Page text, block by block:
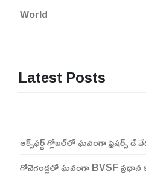
World
Latest Posts
ఆక్స్‌ఫర్డ్ గ్లోబల్‌లో ఘనంగా ఫ్రెషర్స్ డే
గోనెగండ్లలో ఘనంగా BVSF